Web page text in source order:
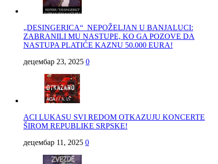
„DESINGERICA“ NEPOŽELJAN U BANJALUCI:
ZABRANILI MU NASTUPE, KO GA POZOVE DA
NASTUPA PLATIĆE KAZNU 50.000 EURA!
децембар 23, 2025 0
ACI LUKASU SVI REDOM OTKAZUJU KONCERTE
ŠIROM REPUBLIKE SRPSKE!
децембар 11, 2025 0